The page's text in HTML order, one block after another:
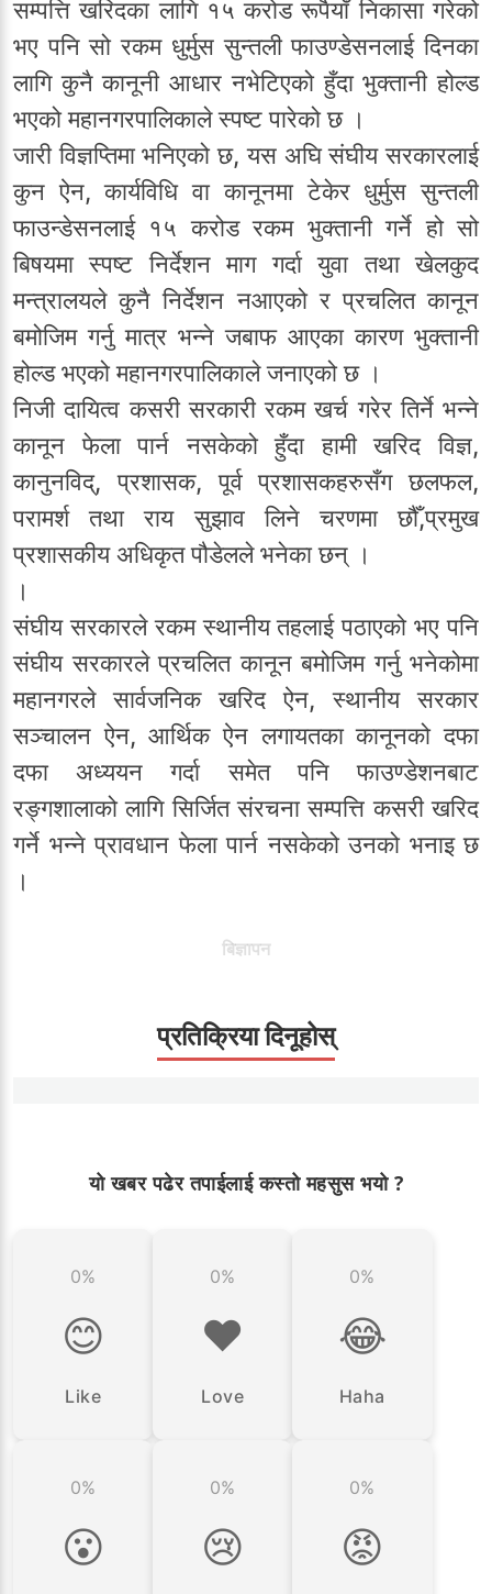
सम्पत्ति खरिदका लागि १५ करोड रूपैयाँ निकासा गरेको
भए पनि सो रकम धुर्मुस सुन्तली फाउण्डेसनलाई दिनका
लागि कुनै कानूनी आधार नभेटिएको हुँदा भुक्तानी होल्ड
भएको महानगरपालिकाले स्पष्ट पारेको छ ।
जारी विज्ञप्तिमा भनिएको छ, यस अघि संघीय सरकारलाई
कुन ऐन, कार्यविधि वा कानूनमा टेकेर धुर्मुस सुन्तली
फाउन्डेसनलाई १५ करोड रकम भुक्तानी गर्ने हो सो
बिषयमा स्पष्ट निर्देशन माग गर्दा युवा तथा खेलकुद
मन्त्रालयले कुनै निर्देशन नआएको र प्रचलित कानून
बमोजिम गर्नु मात्र भन्ने जबाफ आएका कारण भुक्तानी
होल्ड भएको महानगरपालिकाले जनाएको छ ।
निजी दायित्व कसरी सरकारी रकम खर्च गरेर तिर्ने भन्ने
कानून फेला पार्न नसकेको हुँदा हामी खरिद विज्ञ,
कानुनविद्, प्रशासक, पूर्व प्रशासकहरुसँग छलफल,
परामर्श तथा राय सुझाव लिने चरणमा छौँ,प्रमुख
प्रशासकीय अधिकृत पौडेलले भनेका छन् ।
।
संघीय सरकारले रकम स्थानीय तहलाई पठाएको भए पनि
संघीय सरकारले प्रचलित कानून बमोजिम गर्नु भनेकोमा
महानगरले सार्वजनिक खरिद ऐन, स्थानीय सरकार
सञ्चालन ऐन, आर्थिक ऐन लगायतका कानूनको दफा
दफा अध्ययन गर्दा समेत पनि फाउण्डेशनबाट
रङ्गशालाको लागि सिर्जित संरचना सम्पत्ति कसरी खरिद
गर्ने भन्ने प्रावधान फेला पार्न नसकेको उनको भनाइ छ
।
बिज्ञापन
प्रतिक्रिया दिनूहोस्
यो खबर पढेर तपाईलाई कस्तो महसुस भयो ?
0%
😊
Like
0%
❤️
Love
0%
😂
Haha
0%
😮
0%
😢
0%
😡